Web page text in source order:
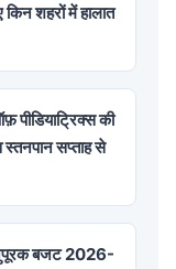
किन शहरों में हालात
की
स्तनपान सप्ताह से
बजट 2026-